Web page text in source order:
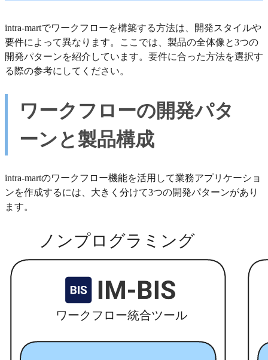
intra-martでワークフローを構築する方法は、開発スタイルや
要件によって異なります。ここでは、製品の全体像と3つの
開発パターンを紹介しています。要件に合った方法を選択す
る際の参考にしてください。
ワークフローの開発パタ
ーンと製品構成
intra-martのワークフロー機能を活用して業務アプリケーショ
ンを作成するには、大きく分けて3つの開発パターンがあり
ます。